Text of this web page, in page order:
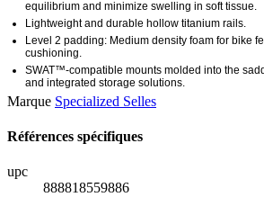
equilibrium and minimize swelling in soft tissue.
Lightweight and durable hollow titanium rails.
Level 2 padding: Medium density foam for bike
cushioning.
SWAT™-compatible mounts molded into the
and integrated storage solutions.
Marque Specialized Selles
Références spécifiques
upc
888818559886